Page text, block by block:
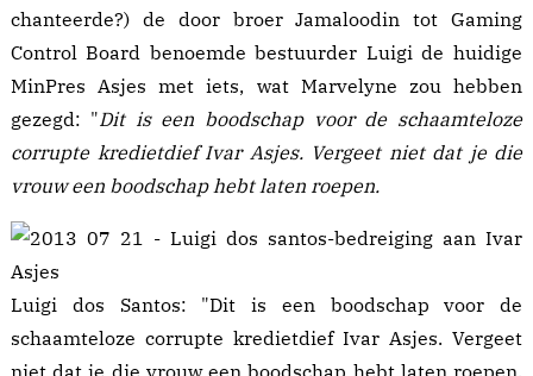
chanteerde?) de door broer Jamaloodin tot Gaming
Control Board benoemde bestuurder Luigi de huidige
MinPres Asjes met iets, wat Marvelyne zou hebben
gezegd: "Dit is een boodschap voor de schaamteloze
corrupte kredietdiefIvar Asjes. Vergeet niet dat je die
vrouween boodschap hebt laten roepen.
Luigi dos Santos: "Dit is een boodschap voor de
schaamteloze corrupte kredietdief Ivar Asjes. Vergeet